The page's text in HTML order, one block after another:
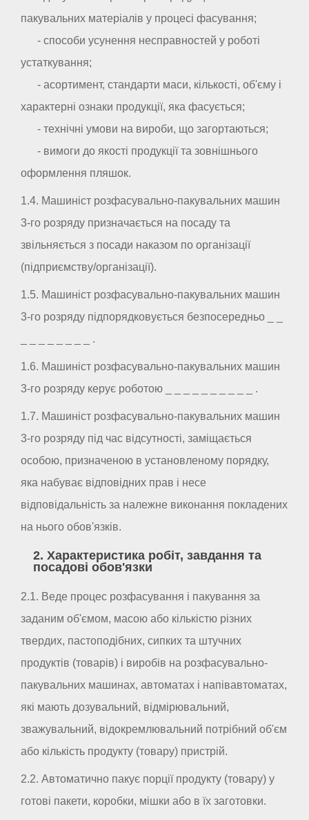
пакувальних матеріалів у процесі фасування;
- способи усунення несправностей у роботі
устаткування;
- асортимент, стандарти маси, кількості, об'єму і
характерні ознаки продукції, яка фасується;
- технічні умови на вироби, що загортаються;
- вимоги до якості продукції та зовнішнього
оформлення пляшок.
1.4. Машиніст розфасувально-пакувальних машин
3-го розряду призначається на посаду та
звільняється з посади наказом по організації
(підприємству/організації).
1.5. Машиніст розфасувально-пакувальних машин
3-го розряду підпорядковується безпосередньо _ _
_ _ _ _ _ _ _ _ .
1.6. Машиніст розфасувально-пакувальних машин
3-го розряду керує роботою _ _ _ _ _ _ _ _ _ _ .
1.7. Машиніст розфасувально-пакувальних машин
3-го розряду під час відсутності, заміщається
особою, призначеною в установленому порядку,
яка набуває відповідних прав і несе
відповідальність за належне виконання покладених
на нього обов'язків.
2. Характеристика робіт, завдання та
посадові обов'язки
2.1. Веде процес розфасування і пакування за
заданим об'ємом, масою або кількістю різних
твердих, пастоподібних, сипких та штучних
продуктів (товарів) і виробів на розфасувально-
пакувальних машинах, автоматах і напівавтоматах,
які мають дозувальний, відмірювальний,
зважувальний, відокремлювальний потрібний об'єм
або кількість продукту (товару) пристрій.
2.2. Автоматично пакує порції продукту (товару) у
готові пакети, коробки, мішки або в їх заготовки.